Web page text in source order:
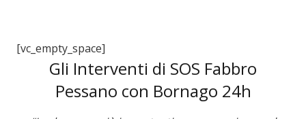
[vc_empty_space]
Gli Interventi di SOS Fabbro
Pessano con Bornago 24h